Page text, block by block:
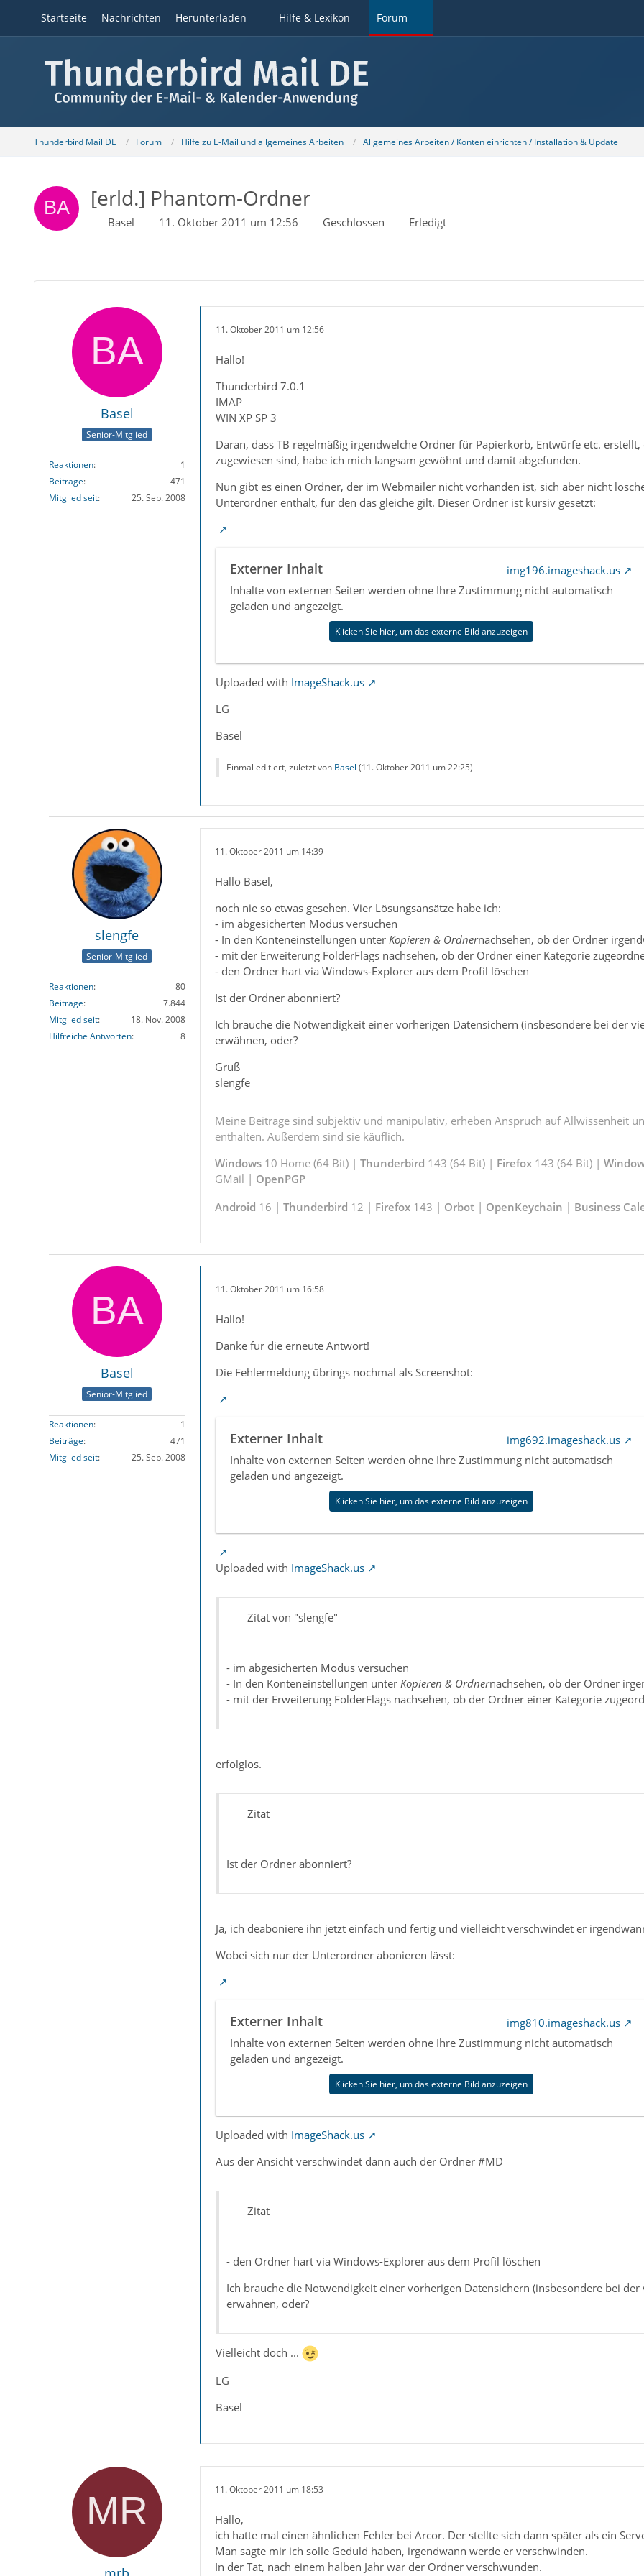
Startseite Nachrichten Herunterladen Hilfe & Lexikon Forum
Thunderbird Mail DE Forum Hilfe zu E-Mail und allgemeines Arbeiten Allgemeines Arbeiten / Konten einrichten / Installation & Update
[erld.] Phantom-Ordner
Basel 11. Oktober 2011 um 12:56 Geschlossen Erledigt
Basel
Senior-Mitglied
Reaktionen
1
Beiträge
471
Mitglied seit
25. Sep. 2008
11. Oktober 2011 um 12:56
Hallo!
Thunderbird 7.0.1
IMAP
WIN XP SP 3
Daran, dass TB regelmäßig irgendwelche Ordner für Papierkorb, Entwürfe etc.
zugewiesen sind, habe ich mich langsam gewöhnt und damit abgefunden.
Nun gibt es einen Ordner, der im Webmailer nicht vorhanden ist, sich aber nicht
Unterordner enthält, für den das gleiche gilt. Dieser Ordner ist kursiv gesetzt:
Externer Inhalt
img196.imageshack.us
Inhalte von externen Seiten werden ohne Ihre Zustimmung nicht automatisch
geladen und angezeigt.
Klicken Sie hier, um das externe Bild anzuzeigen
Uploaded with ImageShack.us
LG
Basel
Einmal editiert, zuletzt von Basel (11. Oktober 2011 um 22:25)
slengfe
Senior-Mitglied
Reaktionen
80
Beiträge
7.844
Mitglied seit
18. Nov. 2008
Hilfreiche Antworten
8
11. Oktober 2011 um 14:39
Hallo Basel,
noch nie so etwas gesehen. Vier Lösungsansätze habe ich:
- im abgesicherten Modus versuchen
- In den Konteneinstellungen unter Kopieren & Ordnernachsehen, ob der Ordner
- mit der Erweiterung FolderFlags nachsehen, ob der Ordner einer Kategorie
- den Ordner hart via Windows-Explorer aus dem Profil löschen
Ist der Ordner abonniert?
Ich brauche die Notwendigkeit einer vorherigen Datensichern (insbesondere bei der
erwähnen, oder?
Gruß
slengfe
Meine Beiträge sind subjektiv und manipulativ, erheben Anspruch auf Allwissenheit
enthalten. Außerdem sind sie käuflich.
Windows10 Home (64 Bit) | Thunderbird 143 (64 Bit) | Firefox143 (64 Bit) |
GMail | OpenPGP
Android 16 | Thunderbird 12 | Firefox143 | Orbot| OpenKeychain | Business
Basel
Senior-Mitglied
Reaktionen
1
Beiträge
471
Mitglied seit
25. Sep. 2008
11. Oktober 2011 um 16:58
Hallo!
Danke für die erneute Antwort!
Die Fehlermeldung übrings nochmal als Screenshot:
Externer Inhalt
img692.imageshack.us
Inhalte von externen Seiten werden ohne Ihre Zustimmung nicht automatisch
geladen und angezeigt.
Klicken Sie hier, um das externe Bild anzuzeigen
Uploaded with ImageShack.us
Zitat von "slengfe"
- im abgesicherten Modus versuchen
- In den Konteneinstellungen unter Kopieren & Ordnernachsehen, ob der Ordner
- mit der Erweiterung FolderFlags nachsehen, ob der Ordner einer Kategorie
erfolglos.
Zitat
Ist der Ordner abonniert?
Ja, ich deaboniere ihn jetzt einfach und fertig und vielleicht verschwindet er
Wobei sich nur der Unterordner abonieren lässt:
Externer Inhalt
img810.imageshack.us
Inhalte von externen Seiten werden ohne Ihre Zustimmung nicht automatisch
geladen und angezeigt.
Klicken Sie hier, um das externe Bild anzuzeigen
Uploaded with ImageShack.us
Aus der Ansicht verschwindet dann auch der Ordner #MD
Zitat
- den Ordner hart via Windows-Explorer aus dem Profil löschen
Ich brauche die Notwendigkeit einer vorherigen Datensichern (insbesondere bei
erwähnen, oder?
Vielleicht doch ...
LG
Basel
11. Oktober 2011 um 18:53
Hallo,
ich hatte mal einen ähnlichen Fehler bei Arcor. Der stellte sich dann später als ein
Man sagte mir ich solle Geduld haben, irgendwann werde er verschwinden.
In der Tat, nach einem halben Jahr war der Ordner verschwunden.